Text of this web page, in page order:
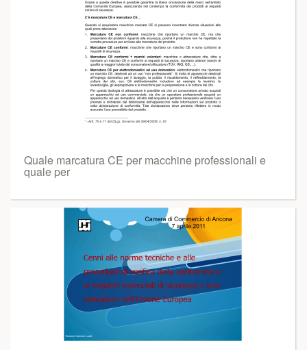
Quale marcatura CE per macchine professionali e
quale per